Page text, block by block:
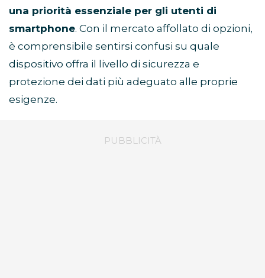
una priorità essenziale per gli utenti di
smartphone. Con il mercato affollato di opzioni,
è comprensibile sentirsi confusi su quale
dispositivo offra il livello di sicurezza e
protezione dei dati più adeguato alle proprie
esigenze.